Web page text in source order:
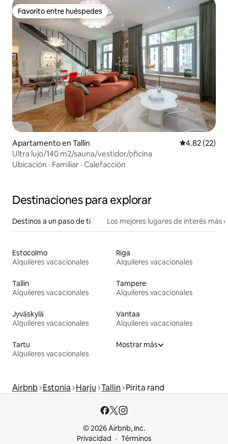
Favorito entre huéspedes
Favorito entre huéspedes
Apartamento en Tallín Calificación
4.82 (22)
Ultra lujo/140 m2/sauna/vestidor/oficina
Ubicación · Familiar · Calefacción
Destinaciones para explorar
Destinos a un paso de ti Los mejores lugares de interés más
Estocolmo
Alquileres vacacionales
Riga
Alquileres vacacionales
Tallin
Alquileres vacacionales
Tampere
Alquileres vacacionales
Jyväskylä
Alquileres vacacionales
Vantaa
Alquileres vacacionales
Tartu
Alquileres vacacionales
Mostrar más
Airbnb Estonia Harju Tallin Pirita rand
© 2026 Airbnb, Inc.
Privacidad
Términos